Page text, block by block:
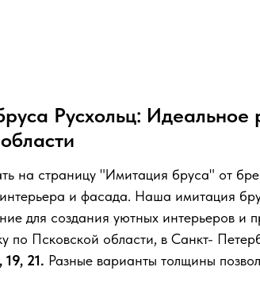
Русхольц:
на страницу "Имитация бруса" от
и фасада. Наша имитация
для создания уютных интерьеров и
по Псковской области, в Санкт-
21. Разные варианты толщины